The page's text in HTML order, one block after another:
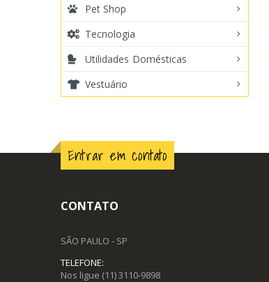
Pet Shop
Tecnologia
Utilidades Domésticas
Vestuário
Entrar em contato
CONTATO
SÃO PAULO - SP
TELEFONE:
Nos ligue (11) 3110-9898